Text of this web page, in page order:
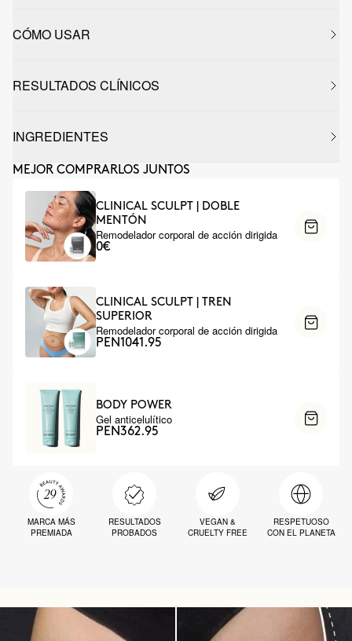
CÓMO USAR
RESULTADOS CLÍNICOS
INGREDIENTES
MEJOR COMPRARLOS JUNTOS
CLINICAL SCULPT | DOBLE
MENTÓN
Remodelador corporal de acción dirigida
0€
CLINICAL SCULPT | TREN
SUPERIOR
Remodelador corporal de acción dirigida
PEN1041.95
BODY POWER
Gel anticelulítico
PEN362.95
MARCA MÁS
PREMIADA
RESULTADOS
PROBADOS
VEGAN &
CRUELTY FREE
RESPETUOSO
CON EL PLANETA